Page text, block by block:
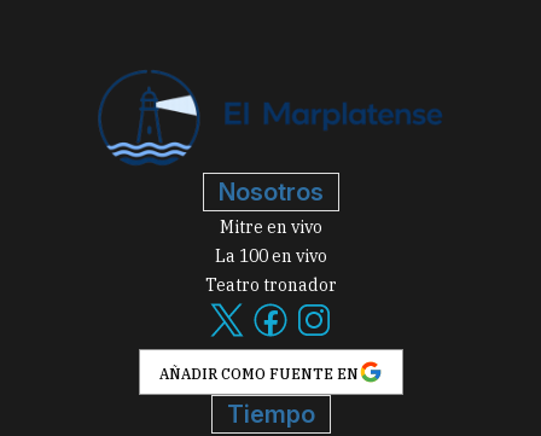
Nosotros
Mitre en vivo
La 100 en vivo
Teatro tronador
AÑADIR COMO FUENTE EN
Tiempo